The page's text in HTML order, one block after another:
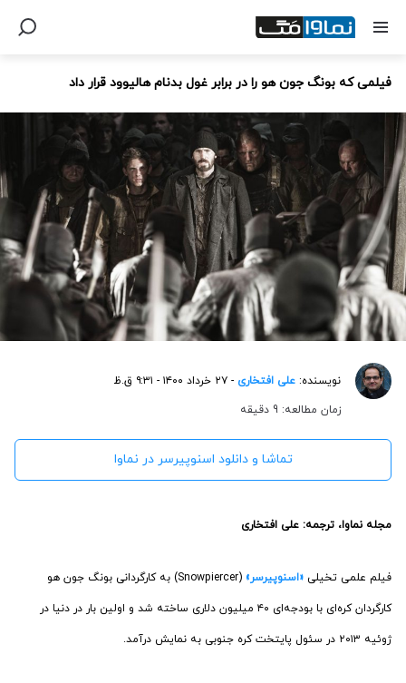
فیلمی که بونگ جون هو را در برابر غول بدنام هالیوود قرار داد
نویسنده: علی افتخاری - ۲۷ خرداد ۱۴۰۰ - ۹:۳۱ ق.ظ
زمان مطالعه: 9 دقیقه
تماشا و دانلود اسنوپیرسر در نماوا
مجله نماوا، ترجمه: علی افتخاری
فیلم علمی تخیلی «اسنوپیرسر» (Snowpiercer) به کارگردانی بونگ جون هو
کارگردان کره‌ای با بودجه‌ای ۴۰ میلیون دلاری ساخته شد و اولین بار در دنیا در
ژوئیه ۲۰۱۳ در سئول پایتخت کره جنوبی به نمایش درآمد.